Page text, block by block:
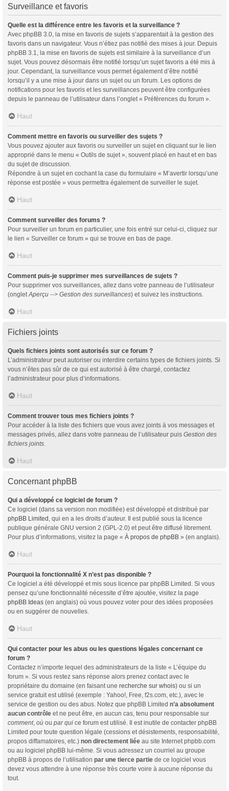
Surveillance et favoris
Quelle est la différence entre les favoris et la surveillance ?
Avec phpBB 3.0, la mise en favoris de sujets s’apparentait à la gestion des
favoris dans un navigateur. Vous n’étiez pas notifié des mises à jour. Depuis
phpBB 3.1, la mise en favoris de sujets est similaire à la surveillance d’un
sujet. Vous pouvez désormais être notifié lorsqu’un sujet favoris a été mis à
jour. Cependant, la surveillance vous permet également d’être notifié
lorsqu’il y a une mise à jour dans un sujet ou un forum. Les options de
notifications pour les favoris et les surveillances peuvent être configurées
depuis le panneau de l’utilisateur dans l’onglet « Préférences du forum ».
Haut
Comment mettre en favoris ou surveiller des sujets ?
Vous pouvez ajouter aux favoris ou surveiller un sujet en cliquant sur le lien
approprié dans le menu « Outils de sujet », souvent placé en haut et en bas
du sujet de discussion.
Répondre à un sujet en cochant la case du formulaire « M’avertir lorsqu’une
réponse est postée » vous permettra également de surveiller le sujet.
Haut
Comment surveiller des forums ?
Pour surveiller un forum en particulier, une fois entré sur celui-ci, cliquez sur
le lien « Surveiller ce forum » qui se trouve en bas de page.
Haut
Comment puis-je supprimer mes surveillances de sujets ?
Pour supprimer vos surveillances, allez dans votre panneau de l’utilisateur
(onglet Aperçu --> Gestion des surveillances) et suivez les instructions.
Haut
Fichiers joints
Quels fichiers joints sont autorisés sur ce forum ?
L’administrateur peut autoriser ou interdire certains types de fichiers joints. Si
vous n’êtes pas sûr de ce qui est autorisé à être chargé, contactez
l’administrateur pour plus d’informations.
Haut
Comment trouver tous mes fichiers joints ?
Pour accéder à la liste des fichiers que vous avez joints à vos messages et
messages privés, allez dans votre panneau de l’utilisateur puis Gestion des
fichiers joints
Haut
Concernant phpBB
Qui a développé ce logiciel de forum ?
Ce logiciel (dans sa version non modifiée) est développé et distribué par
phpBB Limited , qui en a les droits d’auteur. Il est publié sous la licence
publique générale GNU version 2 (GPL-2.0) et peut être diffusé librement.
Pour plus d’informations, visitez la page « À propos de phpBB » (en anglais).
Haut
Pourquoi la fonctionnalité X n’est pas disponible ?
Ce logiciel a été développé et mis sous licence par phpBB Limited. Si vous
pensez qu’une fonctionnalité nécessite d’être ajoutée, visitez la page
phpBB Ideas (en anglais) où vous pouvez voter pour des idées proposées
ou en suggérer de nouvelles.
Haut
Qui contacter pour les abus ou les questions légales concernant ce
forum ?
Contactez n’importe lequel des administrateurs de la liste « L’équipe du
forum ». Si vous restez sans réponse alors prenez contact avec le
propriétaire du domaine (en faisant une recherche sur whois) ou si un
service gratuit est utilisé (exemple : Yahoo!, Free, f2s.com, etc.), avec le
service de gestion ou des abus. Notez que phpBB Limited n’a absolument
aucun contrôle et ne peut être, en aucun cas, tenu pour responsable sur
comment, où ou par qui ce forum est utilisé. Il est inutile de contacter phpBB
Limited pour toute question légale (cessions et désistements, responsabilité,
propos diffamatoires, etc.) non directement liée au site Internet phpbb.com
ou au logiciel phpBB lui-même. Si vous adressez un courriel au groupe
phpBB à propos de l’utilisation par une tierce partie de ce logiciel vous
devez vous attendre à une réponse très courte voire à aucune réponse du
tout.